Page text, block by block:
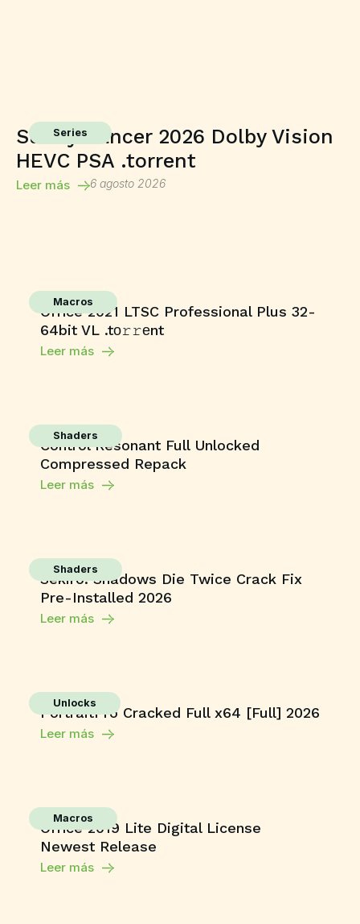
Series
Sunny Dancer 2026 Dolby Vision
HEVC PSA .torrent
Leer más 6 agosto 2026
Macros
Office 2021 LTSC Professional Plus 32-
64bit VL .tо𝚛𝚛еnt
Leer más
Shaders
Control Resonant Full Unlocked
Compressed Repack
Leer más
Shaders
Sekiro: Shadows Die Twice Crack Fix
Pre-Installed 2026
Leer más
Unlocks
PortraitPro Cracked Full x64 [Full] 2026
Leer más
Macros
Office 2019 Lite Digital License
Newest Release
Leer más